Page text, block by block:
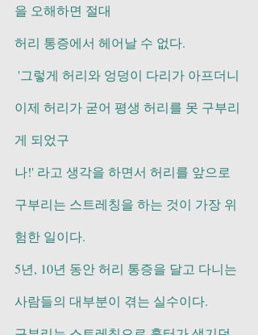
을 오해하면 절대
허리 통증에서 헤어날 수 없다.
이제 허리가 굳어 평생 허리를 못 구부리
게 되었구
나!' 라고 생각을 하면서 허리를 앞으로
구부리는 스트레칭을 하는 것이 가장 위
험한 일이다.
5년, 10년 동안 허리 통증을 달고 다니는
사람들의 대부분이 겪는 실수이다.